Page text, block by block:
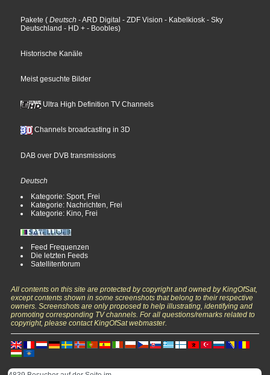
Pakete ( Deutsch - ARD Digital - ZDF Vision - Kabelkiosk - Sky
Deutschland - HD + - Boobles)
Historische Kanäle
Meist gesuchte Bilder
Ultra High Definition TV Channels
Channels broadcasting in 3D
DAB over DVB transmissions
Deutsch
Kategorie: Sport, Frei
Kategorie: Nachrichten, Frei
Kategorie: Kino, Frei
Feed Frequenzen
Die letzten Feeds
Satellitenforum
All contents on this site are protected by copyright and owned by KingOfSat,
except contents shown in some screenshots that belong to their respective
owners. Screenshots are only proposed to help illustrating, identifying and
promoting corresponding TV channels. For all questions/remarks related to
copyright, please contact KingOfSat webmaster.